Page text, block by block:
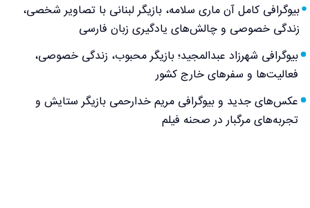
بیوگرافی کامل آن ماری سلامه، بازیگر لبنانی با تصاویر شخصی،
زندگی خصوصی و چالش‌های یادگیری زبان فارسی
بیوگرافی شهرزاد عبدالمجید؛ بازیگر محبوب، زندگی خصوصی،
فعالیت‌ها و سفرهای خارج کشور
عکس‌های جدید و بیوگرافی مریم خدارحمی بازیگر ستایش و
تجربه‌های مرگبار در صحنه فیلم